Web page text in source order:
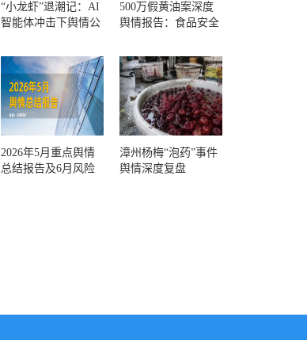
“小龙虾”退潮记：AI
智能体冲击下舆情公
500万假黄油案深度
舆情报告：食品安全
一环？
2026年5月重点舆情
总结报告及6月风险
漳州杨梅“泡药”事件
舆情深度复盘